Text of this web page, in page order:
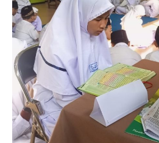
2026